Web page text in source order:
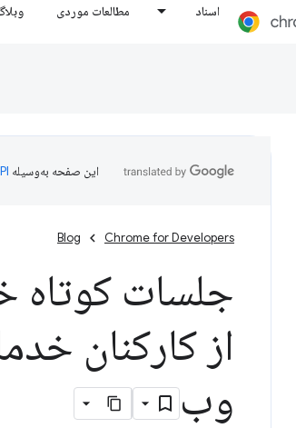
اسناد مطالعات موردی
این صفحه به‌وسیله
Chrome for Developers
Blog
جلسات کوتاه
از کارکنان
وب